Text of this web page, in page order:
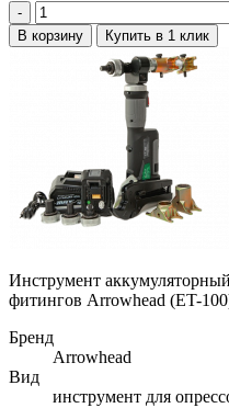
-
В корзину Купить в 1 клик
Инструмент
фитингов Arrowhead (ET-
Бренд
Arrowhead
Вид
инструмент для